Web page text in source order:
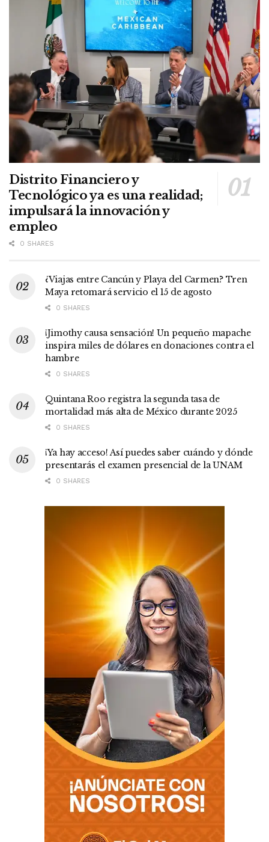
Distrito Financiero y
Tecnológico ya es una realidad;
impulsará la innovación y
empleo
0 SHARES
¿Viajas entre Cancún y Playa del Carmen? Tren
Maya retomará servicio el 15 de agosto
0 SHARES
¡Jimothy causa sensación! Un pequeño mapache
inspira miles de dólares en donaciones contra el
hambre
0 SHARES
Quintana Roo registra la segunda tasa de
mortalidad más alta de México durante 2025
0 SHARES
¡Ya hay acceso! Así puedes saber cuándo y dónde
presentarás el examen presencial de la UNAM
0 SHARES